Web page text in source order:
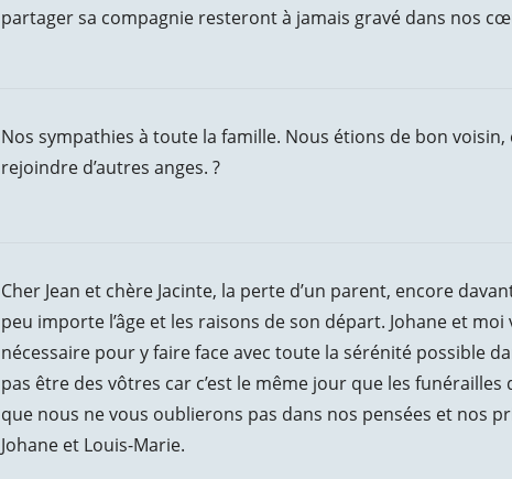
partager sa compagnie resteront à jamais gravé dans nos
Nos sympathies à toute la famille. Nous étions de bon
rejoindre d’autres anges. ?
Cher Jean et chère Jacinte, la perte d’un parent, encore
peu importe l’âge et les raisons de son départ. Johane et
nécessaire pour y faire face avec toute la sérénité possible
pas être des vôtres car c’est le même jour que les
que nous ne vous oublierons pas dans nos pensées et nos
Johane et Louis-Marie.